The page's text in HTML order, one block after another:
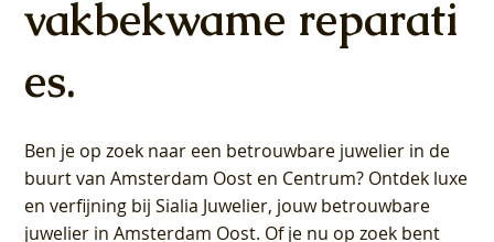
vakbekwame reparati
es.
Ben je op zoek naar een betrouwbare juwelier in de
buurt van Amsterdam Oost en Centrum? Ontdek luxe
en verfijning bij Sialia Juwelier, jouw betrouwbare
juwelier in Amsterdam Oost. Of je nu op zoek bent